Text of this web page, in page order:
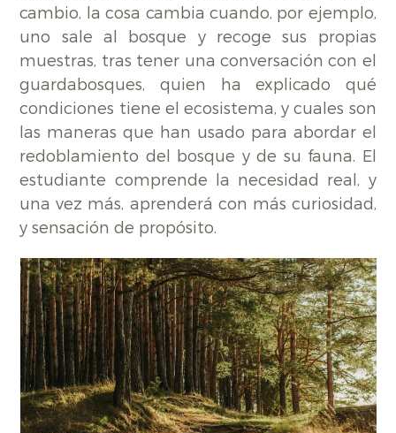
cambio, la cosa cambia cuando, por ejemplo,
uno sale al bosque y recoge sus propias
muestras, tras tener una conversación con el
guardabosques, quien ha explicado qué
condiciones tiene el ecosistema, y cuales son
las maneras que han usado para abordar el
redoblamiento del bosque y de su fauna. El
estudiante comprende la necesidad real, y
una vez más, aprenderá con más curiosidad,
y sensación de propósito.